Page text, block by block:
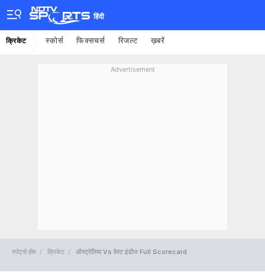
हिंदी
क्रिकेट स्कोर्स फिक्सचर्स रिजल्ट ख़बरें
Advertisement
स्पोर्ट्स होम क्रिकेट ऑस्ट्रेलिया Vs वेस्ट इंडीज Full Scorecard